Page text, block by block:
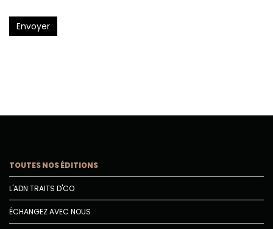
Envoyer
TOUTES NOS ÉDITIONS
L'ADN TRAITS D'CO
ÉCHANGEZ AVEC NOUS